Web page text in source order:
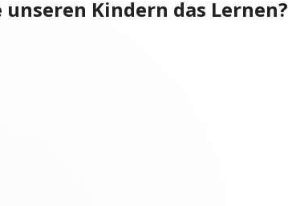
Kindern das Lernen?